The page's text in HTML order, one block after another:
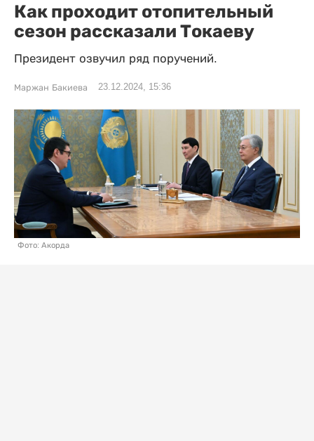
Как проходит отопительный
сезон рассказали Токаеву
Президент озвучил ряд поручений.
Маржан Бакиева 23.12.2024, 15:36
Фото: Акорда